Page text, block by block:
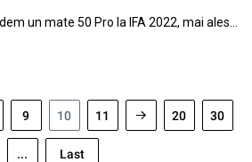
un mate 50 Pro la IFA 2022, mai ales…
9 10 11 20 30
... Last